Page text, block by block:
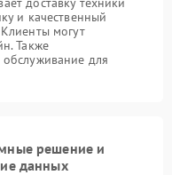
и качественный
могут
Также
обслуживание для
решение и
данных